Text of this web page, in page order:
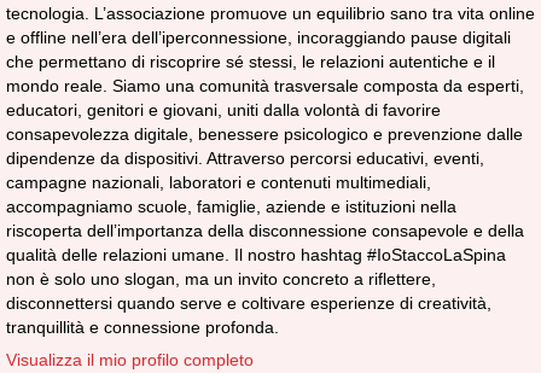
tecnologia. L’associazione promuove un equilibrio sano tra vita online
e offline nell’era dell’iperconnessione, incoraggiando pause digitali
che permettano di riscoprire sé stessi, le relazioni autentiche e il
mondo reale. Siamo una comunità trasversale composta da esperti,
educatori, genitori e giovani, uniti dalla volontà di favorire
consapevolezza digitale, benessere psicologico e prevenzione dalle
dipendenze da dispositivi. Attraverso percorsi educativi, eventi,
campagne nazionali, laboratori e contenuti multimediali,
accompagniamo scuole, famiglie, aziende e istituzioni nella
riscoperta dell’importanza della disconnessione consapevole e della
qualità delle relazioni umane. Il nostro hashtag #IoStaccoLaSpina
non è solo uno slogan, ma un invito concreto a riflettere,
disconnettersi quando serve e coltivare esperienze di creatività,
tranquillità e connessione profonda.
Visualizza il mio profilo completo